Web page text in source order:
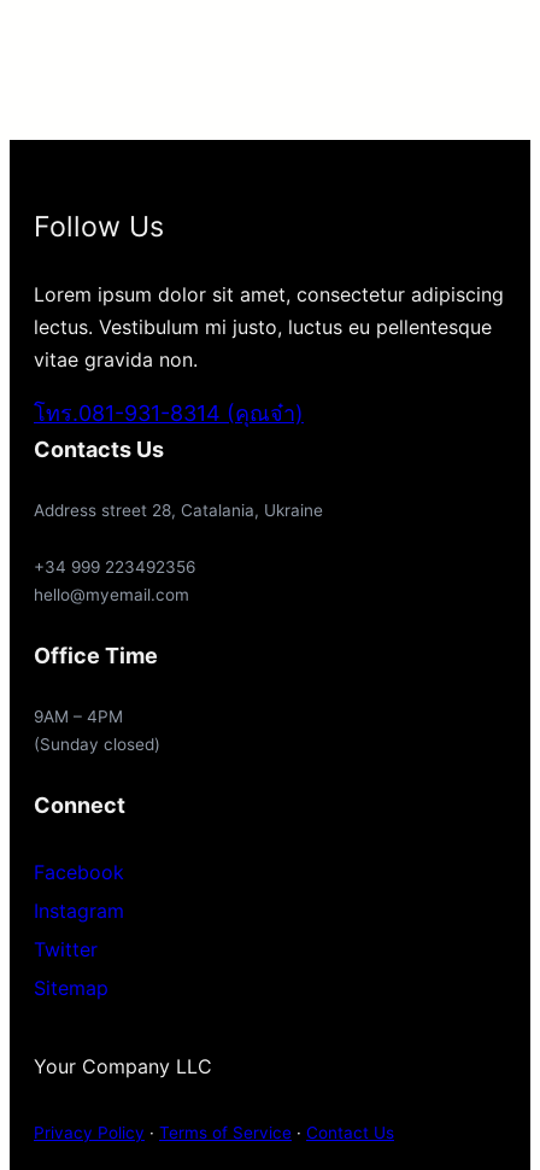
Follow Us
Lorem ipsum dolor sit amet, consectetur adipiscing
lectus. Vestibulum mi justo, luctus eu pellentesque
vitae gravida non.
โทร.081-931-8314 (คุณจ๋า)
Contacts Us
Address street 28, Catalania, Ukraine
+34 999 223492356
hello@myemail.com
Office Time
9AM – 4PM
(Sunday closed)
Connect
Facebook
Instagram
Twitter
Sitemap
Your Company LLC
Privacy Policy · Terms of Service · Contact Us